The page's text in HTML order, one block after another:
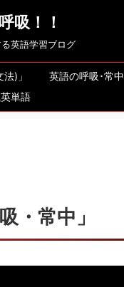
吸！！
英語学習ブログ
)」 英語の呼吸･常中
単語
・常中」